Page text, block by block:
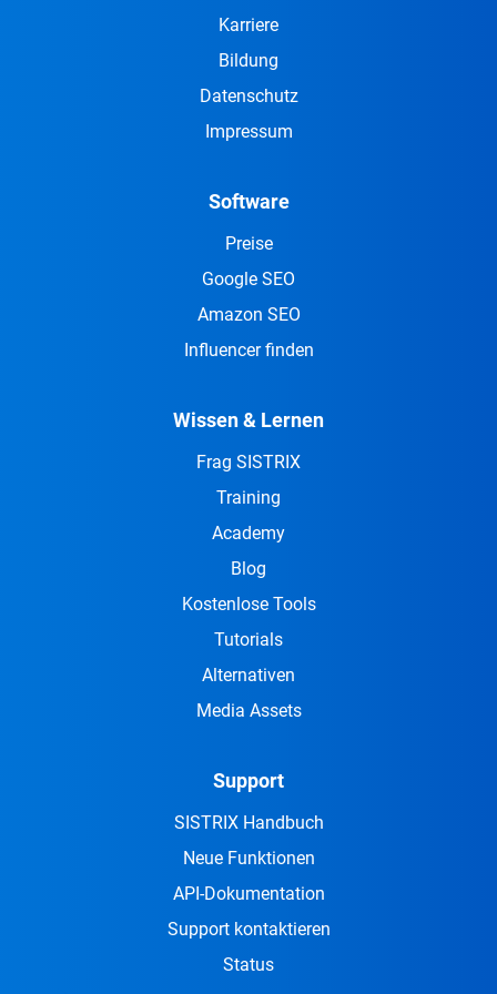
Karriere
Bildung
Datenschutz
Impressum
Software
Preise
Google SEO
Amazon SEO
Influencer finden
Wissen & Lernen
Frag SISTRIX
Training
Academy
Blog
Kostenlose Tools
Tutorials
Alternativen
Media Assets
Support
SISTRIX Handbuch
Neue Funktionen
API-Dokumentation
Support kontaktieren
Status